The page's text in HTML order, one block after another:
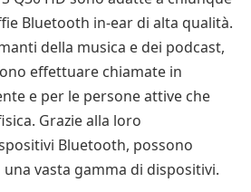
Bluetooth in-ear di alta qualità.
della musica e dei podcast,
effettuare chiamate in
e per le persone attive che
Grazie alla loro
Bluetooth, possono
vasta gamma di dispositivi.